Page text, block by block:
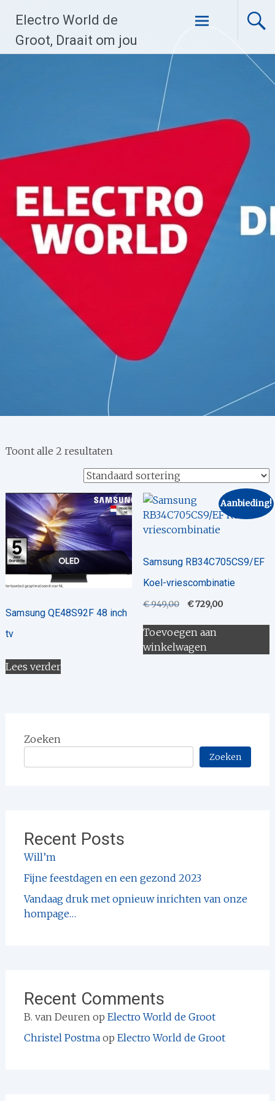
naar
inhoud
Electro World de
Groot, Draait om jou
Toont alle 2 resultaten
Samsung QE48S92F 48 inch
tv
Lees verder
Aanbieding!
Samsung RB34C705CS9/EF
Koel-vriescombinatie
€949,00
Oorspronkelijke
was:
€729,00Huidige
is:
Toevoegen aan
winkelwagen
Zoeken
Zoeken
Recent Posts
Will’m
Fijne feestdagen en een gezond 2023
Vandaag druk met opnieuw inrichten van onze
hompage…
Recent Comments
B. van Deuren op Electro World de Groot
Christel Postmaop Electro World de Groot